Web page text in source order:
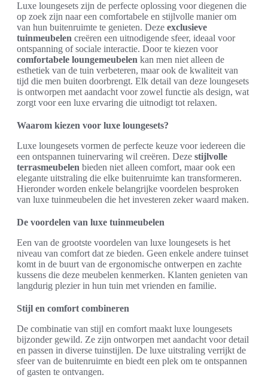
Luxe loungesets zijn de perfecte oplossing voor diegenen die
op zoek zijn naar een comfortabele en stijlvolle manier om
van hun buitenruimte te genieten. Deze exclusieve
tuinmeubelen creëren een uitnodigende sfeer, ideaal voor
ontspanning of sociale interactie. Door te kiezen voor
comfortabele loungemeubelen kan men niet alleen de
esthetiek van de tuin verbeteren, maar ook de kwaliteit van
tijd die men buiten doorbrengt. Elk detail van deze loungesets
is ontworpen met aandacht voor zowel functie als design, wat
zorgt voor een luxe ervaring die uitnodigt tot relaxen.
Waarom kiezen voor luxe loungesets?
Luxe loungesets vormen de perfecte keuze voor iedereen die
een ontspannen tuinervaring wil creëren. Deze stijlvolle
terrasmeubelen bieden niet alleen comfort, maar ook een
elegante uitstraling die elke buitenruimte kan transformeren.
Hieronder worden enkele belangrijke voordelen besproken
van luxe tuinmeubelen die het investeren zeker waard maken.
De voordelen van luxe tuinmeubelen
Een van de grootste voordelen van luxe loungesets is het
niveau van comfort dat ze bieden. Geen enkele andere tuinset
komt in de buurt van de ergonomische ontwerpen en zachte
kussens die deze meubelen kenmerken. Klanten genieten van
langdurig plezier in hun tuin met vrienden en familie.
Stijl en comfort combineren
De combinatie van stijl en comfort maakt luxe loungesets
bijzonder gewild. Ze zijn ontworpen met aandacht voor detail
en passen in diverse tuinstijlen. De luxe uitstraling verrijkt de
sfeer van de buitenruimte en biedt een plek om te ontspannen
of gasten te ontvangen.